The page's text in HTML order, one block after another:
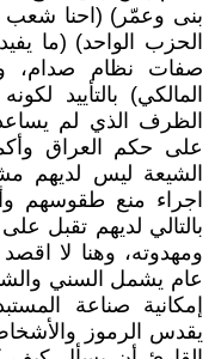
بنى وعمّر) (احنا شعب
الحزب الواحد) (ما
صفات نظام صدام،
المالكي) بالتأييد
الظرف الذي لم
على حكم العراق
الشيعة ليس لديهم
اجراء منع طقوسهم
بالتالي لديهم تقبل
ومهدوته، وهنا لا
عام يشمل السني
إمكانية صناعة
يقدس الرموز